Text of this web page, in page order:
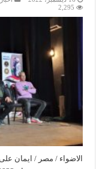
2,295
الاضواء / مصر / ايمان